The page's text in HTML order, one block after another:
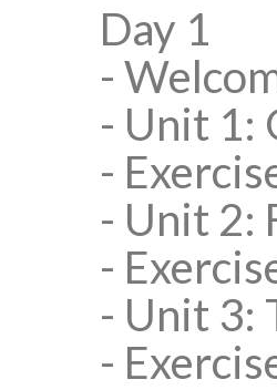
Day 1
-
- Unit 1:
-
- Unit 2:
-
- Unit 3:
-